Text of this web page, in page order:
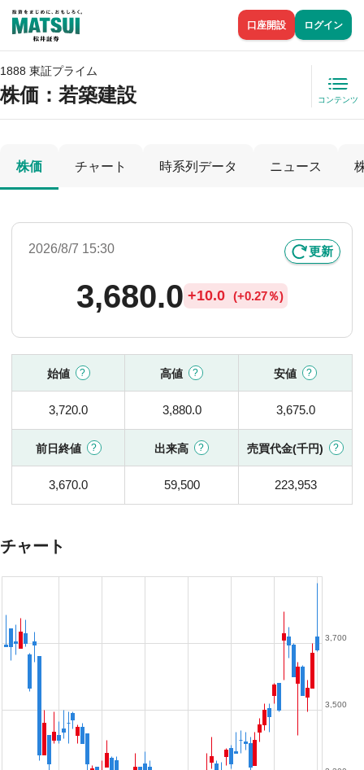
口座開設 ログイン
1888 東証プライム
株価 ：若築建設 コンテンツ
株価 チャート 時系列データ ニュース
2026/8/7 15:30 更新
3,680.0 +10.0 (+0.27％)
始値 高値 安値
3,720.0 3,880.0 3,675.0
前日終値 出来高 売買代金(千円)
3,670.0 59,500 223,953
チャート
3,500
3,700